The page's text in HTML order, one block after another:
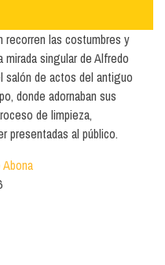
recorren las costumbres y
singular de Alfredo
salón de actos del antiguo
donde adornaban sus
de limpieza,
presentadas al público.